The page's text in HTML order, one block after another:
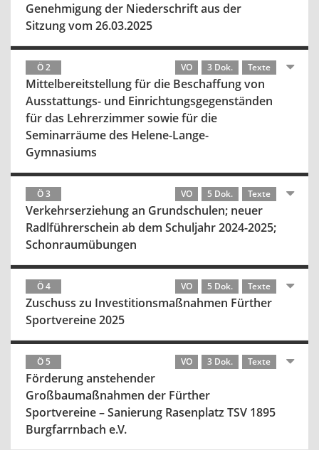
Genehmigung der Niederschrift aus der
Sitzung vom 26.03.2025
Ö 2 VO 3 Dok. Texte
Mittelbereitstellung für die Beschaffung von
Ausstattungs- und Einrichtungsgegenständen
für das Lehrerzimmer sowie für die
Seminarräume des Helene-Lange-
Gymnasiums
Ö 3 VO 5 Dok. Texte
Verkehrserziehung an Grundschulen; neuer
Radlführerschein ab dem Schuljahr 2024-2025;
Schonraumübungen
Ö 4 VO 5 Dok. Texte
Zuschuss zu Investitionsmaßnahmen Fürther
Sportvereine 2025
Ö 5 VO 3 Dok. Texte
Förderung anstehender
Großbaumaßnahmen der Fürther
Sportvereine – Sanierung Rasenplatz TSV 1895
Burgfarrnbach e.V.